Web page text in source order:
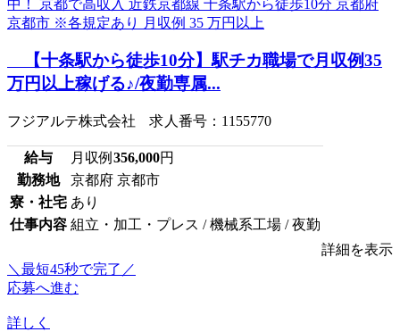
【十条駅から徒歩10分】駅チカ職場で月収例35
万円以上稼げる♪/夜勤専属...
フジアルテ株式会社 求人番号：1155770
給与 月収例 356,000円
勤務地
京都府 京都市
寮・社宅 あり
仕事内容 組立・加工・プレス / 機械系工場 / 夜勤
詳細を表示
＼最短45秒で完了／
応募へ進む
詳しく